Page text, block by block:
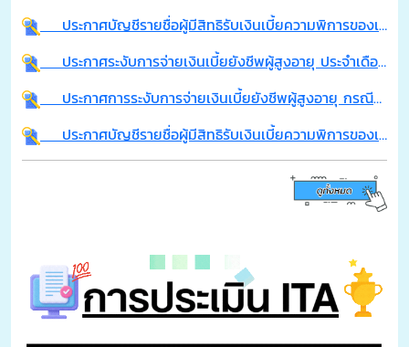
ประกาศบัญชีรายชื่อผู้มีสิทธิรับเงินเบี้ยความพิการของเทศบาลตำบลจอมพระ ประจำปีงบประมาณ พ.ศ. 2569 รายใหม่ เดือน มิถุนายน พ.ศ.2569 (เพิ่มเติม)
ประกาศระงับการจ่ายเงินเบี้ยยังชีพผู้สูงอายุ ประจำเดือน มิถุนายน พ.ศ.2569
ประกาศการระงับการจ่ายเงินเบี้ยยังชีพผู้สูงอายุ กรณีย้ายภูมิลำเนา ประจำเดือน มิถุนายน พ.ศ.2569
ประกาศบัญชีรายชื่อผู้มีสิทธิรับเงินเบี้ยความพิการของเทศบาลตำบลจอมพระ ประจำปีงบประมาณ พ.ศ. 2569 รายใหม่ เดือน มิถุนายน พ.ศ.2569